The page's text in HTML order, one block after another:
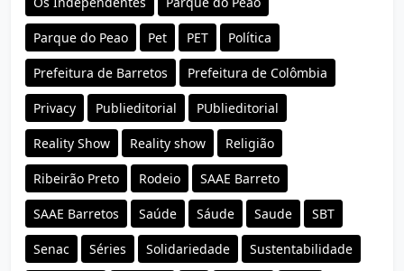
Parque do Peao Pet PET Política
Prefeitura de Barretos Prefeitura de Colômbia
Privacy Publieditorial PUblieditorial
Reality Show Reality show Religião
Ribeirão Preto Rodeio SAAE Barreto
SAAE Barretos Saúde Sáude Saude SBT
Senac Séries Solidariedade Sustentabilidade